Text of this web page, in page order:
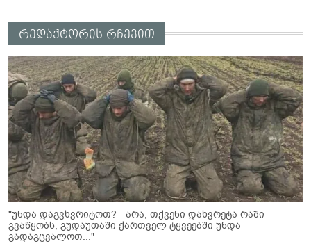
რედაქტორის რჩევით
"უნდა დაგვხვრიტოთ? - არა, თქვენი დახვრეტა რაში
გვაწყობს, გუდაუთაში ქართველ ტყვეებში უნდა
გადაგცვალოთ..."